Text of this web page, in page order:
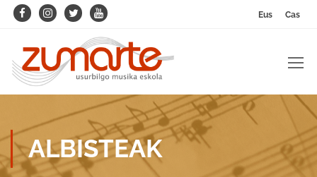
Eus Cas
ALBISTEAK